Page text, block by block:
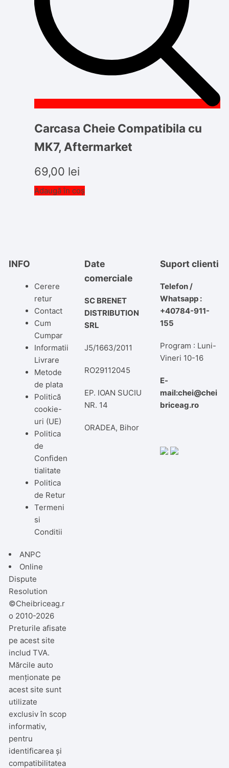
Carcasa Cheie Compatibila cu
MK7, Aftermarket
69,00 lei
Adaugă în coș
INFO
Cerere
retur
Contact
Cum
Cumpar
Informatii
Livrare
Metode
de plata
Politică
cookie-
uri (UE)
Politica
de
Confiden
tialitate
Politica
de Retur
Termeni
si
Conditii
ANPC
Online
Dispute
Resolution
Date
comerciale
SC BRENET
DISTRIBUTION
SRL
J5/1663/2011
RO29112045
EP. IOAN SUCIU
NR. 14
ORADEA, Bihor
Suport clienti
Telefon /
Whatsapp :
+40784-911-
155
Program : Luni-
Vineri 10-16
E-
mail:chei@chei
briceag.ro
©Cheibriceag.r
o 2010-2026
Preturile afisate
pe acest site
includ TVA.
Mărcile auto
menționate pe
acest site sunt
utilizate
exclusiv în scop
informativ,
pentru
identificarea și
compatibilitatea